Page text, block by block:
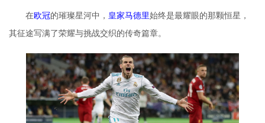
在欧冠的璀璨星河中， 皇家马德里始终是最耀眼的那颗恒星，
其征途写满了荣耀与挑战交织的传奇篇章。